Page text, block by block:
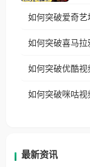
播放”
制
如何突破爱奇艺
如何突破喜马拉
如何突破优酷视
如何突破咪咕视
最新资讯